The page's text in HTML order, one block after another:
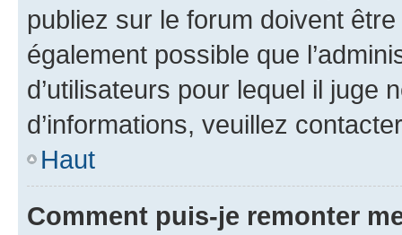
publiez sur le forum doivent
également possible que
d’utilisateurs pour lequel il juge
d’informations, veuillez
Haut
Comment puis-je remonter